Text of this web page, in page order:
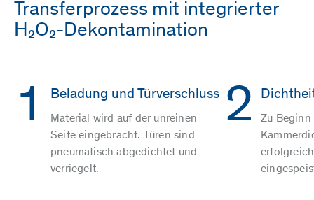
Transferprozess mit integrierter
H₂O₂-Dekontamination
1 Beladung und Türverschluss
Material wird auf der unreinen
Seite eingebracht. Türen sind
pneumatisch abgedichtet und
verriegelt.
2
Zu Beginn